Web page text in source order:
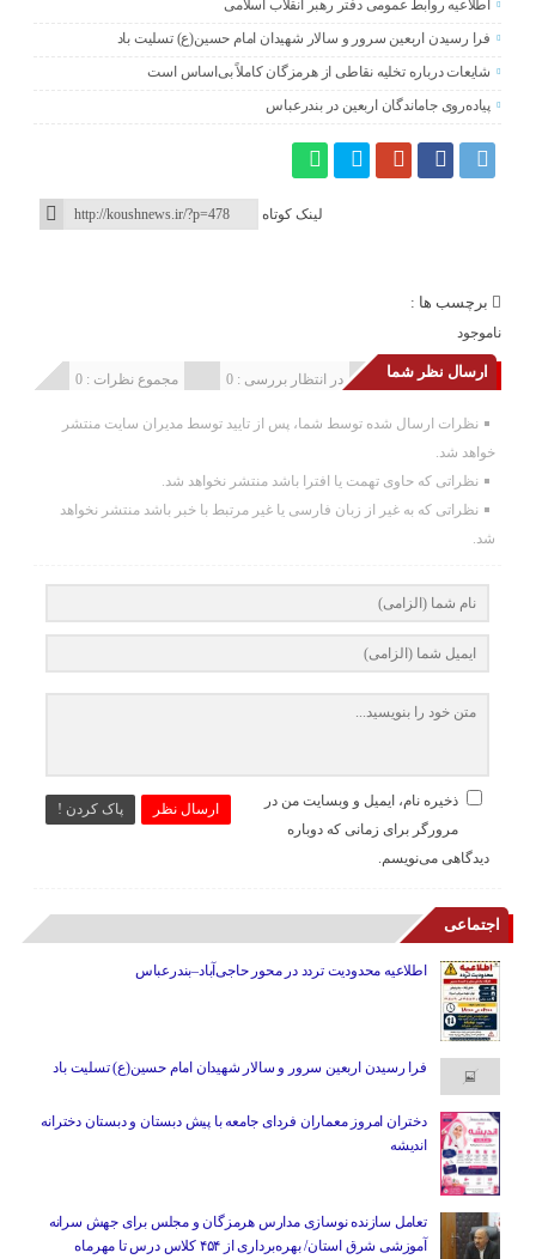
اطلاعیه روابط عمومی دفتر رهبر انقلاب اسلامی
فرا رسیدن اربعین سرور و سالار شهیدان امام حسین(ع) تسلیت باد
شایعات درباره تخلیه نقاطی از هرمزگان کاملاً بی‌اساس است
پیاده‌روی جاماندگان اربعین در بندرعباس
لینک کوتاه
برچسب ها :
ناموجود
ارسال نظر شما مجموع نظرات : 0 در انتظار بررسی : 0 انتشار یافته : 0
نظرات ارسال شده توسط شما، پس از تایید توسط مدیران سایت منتشر
خواهد شد.
نظراتی که حاوی تهمت یا افترا باشد منتشر نخواهد شد.
نظراتی که به غیر از زبان فارسی یا غیر مرتبط با خبر باشد منتشر نخواهد
شد.
ارسال نظر پاک کردن !
ذخیره نام، ایمیل و وبسایت من در
مرورگر برای زمانی که دوباره
دیدگاهی می‌نویسم.
اجتماعی
اطلاعیه محدودیت تردد در محور حاجی‌آباد–بندرعباس
فرا رسیدن اربعین سرور و سالار شهیدان امام حسین(ع) تسلیت باد
دختران امروز معماران فردای جامعه با پیش دبستان و دبستان دخترانه
اندیشه
تعامل سازنده نوسازی مدارس هرمزگان و مجلس برای جهش سرانه
آموزشی شرق استان/ بهره‌برداری از ۴۵۴ کلاس درس تا مهرماه